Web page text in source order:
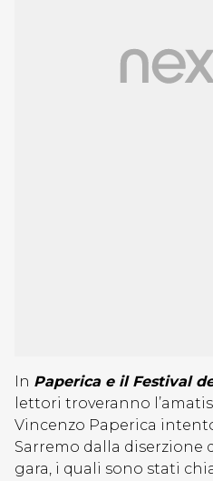
In Paperica e il Festival
lettori troveranno
Vincenzo Paperica
Sarremo dalla
gara, i quali sono stati